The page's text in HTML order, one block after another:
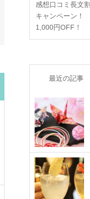
感想口コミ長文割
キャンペーン！
1,000円OFF！
最近の記事